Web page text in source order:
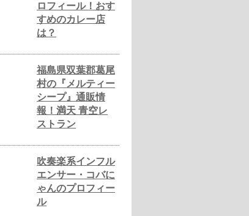
ロフィール！おす
すめのカレー店
は？
福島県双葉郡葛尾
村の『メルティー
シープ』通販情
報！満天 青空レ
ストラン
吹奏楽系インフル
エンサー・コバに
ゃんのプロフィー
ル